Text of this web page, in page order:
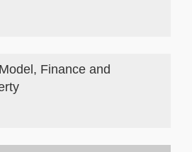
Finance and